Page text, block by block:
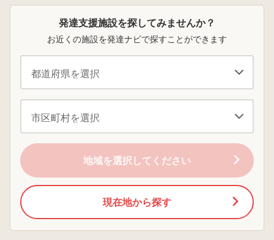
の日は保育園を休ませる
③(2)を月2、(4)を月2程度にする(その他は変更なし)
④(2)を辞めて(4)のみにする
⑤(4)の利用は辞めて、まだ小さい2歳〜年少のうちは園生
活を優先させる
などが考えられると思うのですが、皆様ならどうされます
子どもの意思表示があまり出ていないので迷うところなの
ですが、現在、保育園・療育も含めどこも行き渋りはあり
ません。(気の乗らない活動の時はやる気なさそうにして
いますが)
事業所。幼児５人を
指導員7〜8人でみ
る。預かり時間
10:00〜14:00。送迎
あり。身の回りのこ
とを１人で出来るよ
うにサポートする。
特別な指導はなし。
保育所に近い雰囲
気。 【3】 障害児
一時預かり事業所。
幼児2〜3人をボラン
ティア3人でみる。預
かり時間10:00〜
12:30。送迎あり。特
別な指導はなし。保
育所よりも更に規模
が小さく静かなゆっ
たりした雰囲気。散
歩や公園遊び、室内
生活で精一杯だと感
じています。経済的
にも余裕はなく、そ
れをおしてまでもや
か？自宅や保育所以
外にも療育の場って
い。
はその間も 遊ぼう
して声がけを続け
す。 もちろん、お
さんたちは聞いて
ことで、 諦めたよ
ですが、そのあと
せんせいトイレい
かけて、指導員の
事無しに トイレに
人で行き、 ただいま
るのを見て 涙が出
きました。 そして、
わたしが 〇〇ちゃん
とあそんできたら
と話したら、〇〇
ゃんはお話できな
団に入れたら社会性が伸びるかといえばそうでもないし、
コミュニケーションを練習したらできるようになるもので
もないし、発達は順番に成長していくから飛び越したり、
先の課題を与えてもこなせないだけじゃなくて負担になる
こともある。ちょっと先の課題を与えるのはいいけど、難
易度が高すぎるとできない。 与えすぎても…ね。吸収で
きない。こんなにやってあげてるのにー！ってならないで
くださいね。お子さんの成長を待って、それについていく
ぐらいでも大丈夫ですよ。子どもって現状維持に見える期
間が長いんですけど、実はその期間が大事で、いろんなこ
とを溜め込んでるんですよ。いっぱい溜まって溢れそうに
なったら、一段上がれると思います。
quidem. Omnis incidunt et. Ullam sed voluptatum.
発達支援施設を探してみませんか？
お近くの施設を発達ナビで探すことができます
地域を選択してください
現在地から探す